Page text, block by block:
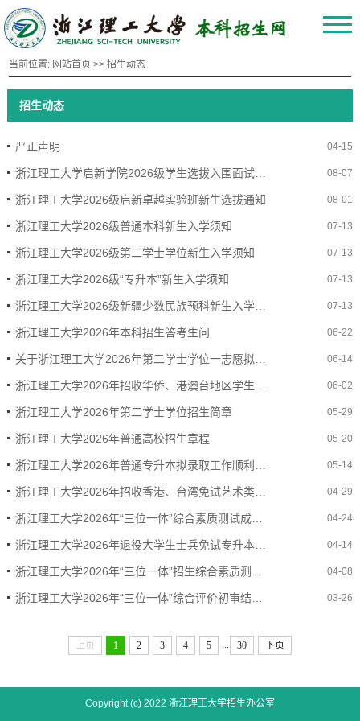
当前位置: 网站首页 >>招生动态
招生动态
严正声明 04-15
浙江理工大学启新学院2026级学生选拔入围面试名单公示 08-07
浙江理工大学2026级启新卓越实验班新生选拔通知 08-01
浙江理工大学2026级普通本科新生入学须知 07-13
浙江理工大学2026级第二学士学位新生入学须知 07-13
浙江理工大学2026级“专升本”新生入学须知 07-13
浙江理工大学2026级新疆少数民族预科新生入学须知 07-13
浙江理工大学2026年本科招生答考生问 06-22
06-14
06-02
浙江理工大学2026年第二学士学位招生简章 05-29
浙江理工大学2026年普通高校招生章程 05-20
05-14
04-29
浙江理工大学2026年“三位一体”综合素质测试成绩查询及入围名单公示 04-24
浙江理工大学2026年退役大学生士兵免试专升本录取结束 04-14
04-08
浙江理工大学2026年“三位一体”综合评价初审结果及综合素质测试相关事项公告 03-26
上页 1 2 3 4 5 ... 30 下页
Copyright (c) 2022 浙江理工大学招生办公室